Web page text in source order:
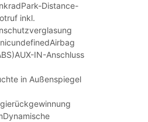
Distance-
inkl.
IN-Anschluss
in Außenspiegel